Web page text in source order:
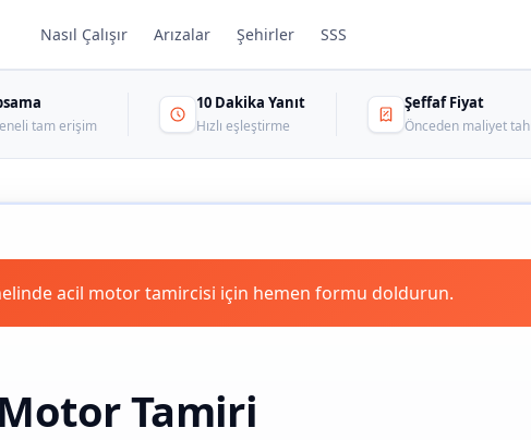
Nasıl Çalışır Arızalar Şehirler SSS
tam erişim
10 Dakika Yanıt
Hızlı eşleştirme
Şeffaf Fiyat
Önceden maliyet
acil motor tamircisi için hemen formu doldurun.
Tamiri